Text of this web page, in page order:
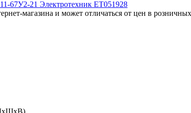
магазина и может отличаться от цен в